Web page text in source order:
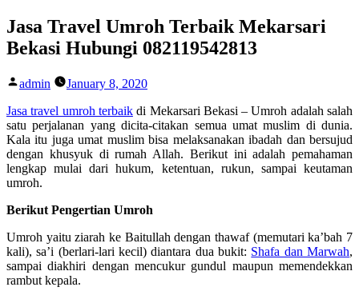
Skip
to
content
Jasa Travel Umroh Terbaik Mekarsari
Bekasi Hubungi 082119542813
Posted
admin
January 8, 2020
Jasa travel umroh terbaikdi Mekarsari Bekasi –Umroh adalah salah
satu perjalanan yang dicita-citakan semua umat muslim di dunia.
Kala itu juga umat muslim bisa melaksanakan ibadah dan bersujud
dengan khusyuk di rumah Allah. Berikut ini adalah pemahaman
lengkap mulai dari hukum, ketentuan, rukun, sampai keutaman
umroh.
Berikut Pengertian Umroh
Umroh yaitu ziarah ke Baitullah dengan thawaf (memutari ka’bah 7
kali), sa’i (berlari-lari kecil) diantara dua bukit: Shafa dan Marwah,
sampai diakhiri dengan mencukur gundul maupun memendekkan
rambut kepala.